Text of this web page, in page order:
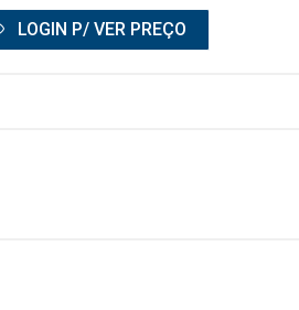
LOGIN P/ VER PREÇO